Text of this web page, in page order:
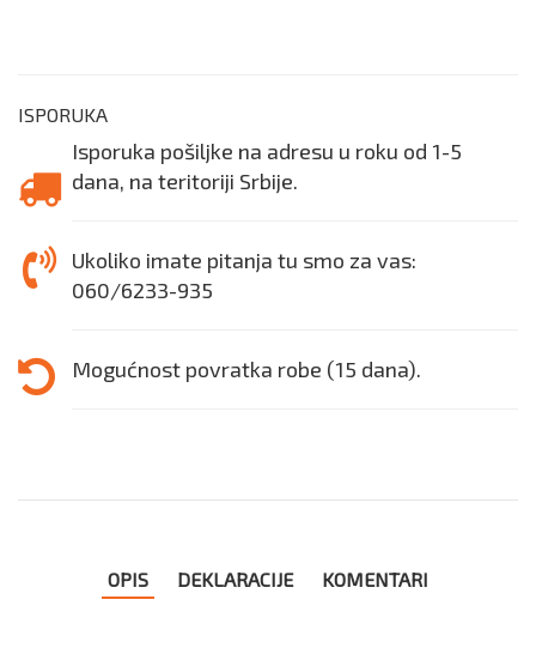
ISPORUKA
Isporuka pošiljke na adresu u roku od 1-5
dana, na teritoriji Srbije.
Ukoliko imate pitanja tu smo za vas:
060/6233-935
Mogućnost povratka robe (15 dana).
OPIS DEKLARACIJE KOMENTARI